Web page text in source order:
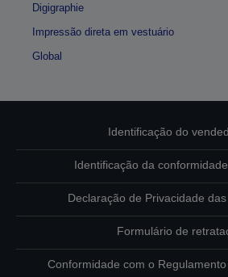
Digigraphie
Impressão direta em vestuário
Global
Identificação do
Identificação da
Declaração de Privacidade
Formulário de
Conformidade com o